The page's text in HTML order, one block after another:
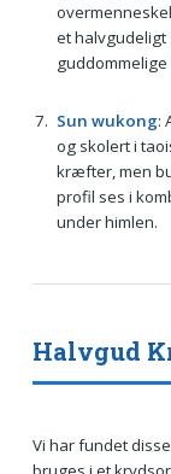
et
Sun wukong:
og skolert i
kræfter, men
profil ses i
under himlen.
Halvgud
Vi har fundet